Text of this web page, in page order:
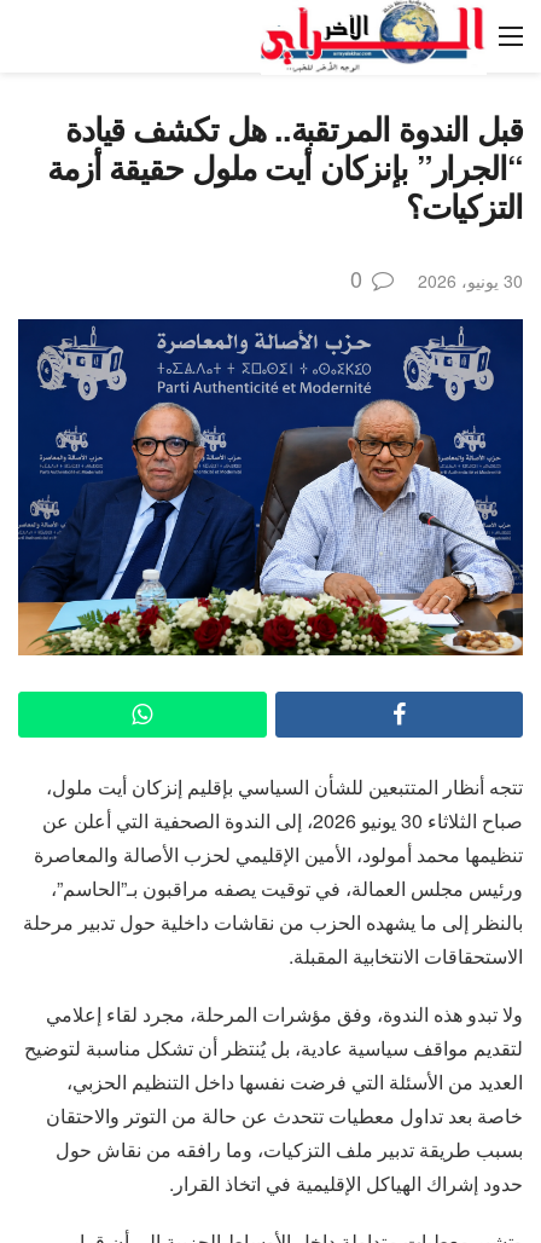
قبل الندوة المرتقبة.. هل تكشف قيادة
“الجرار” بإنزكان أيت ملول حقيقة أزمة
التزكيات؟
30 يونيو، 2026 0
تتجه أنظار المتتبعين للشأن السياسي بإقليم إنزكان أيت ملول،
صباح الثلاثاء 30 يونيو 2026، إلى الندوة الصحفية التي أعلن عن
تنظيمها محمد أمولود، الأمين الإقليمي لحزب الأصالة والمعاصرة
ورئيس مجلس العمالة، في توقيت يصفه مراقبون بـ”الحاسم”،
بالنظر إلى ما يشهده الحزب من نقاشات داخلية حول تدبير مرحلة
الاستحقاقات الانتخابية المقبلة.
ولا تبدو هذه الندوة، وفق مؤشرات المرحلة، مجرد لقاء إعلامي
لتقديم مواقف سياسية عادية، بل يُنتظر أن تشكل مناسبة لتوضيح
العديد من الأسئلة التي فرضت نفسها داخل التنظيم الحزبي،
خاصة بعد تداول معطيات تتحدث عن حالة من التوتر والاحتقان
بسبب طريقة تدبير ملف التزكيات، وما رافقه من نقاش حول
حدود إشراك الهياكل الإقليمية في اتخاذ القرار.